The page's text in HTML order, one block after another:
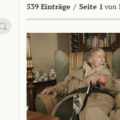
539 Einträge / Seite 1 von